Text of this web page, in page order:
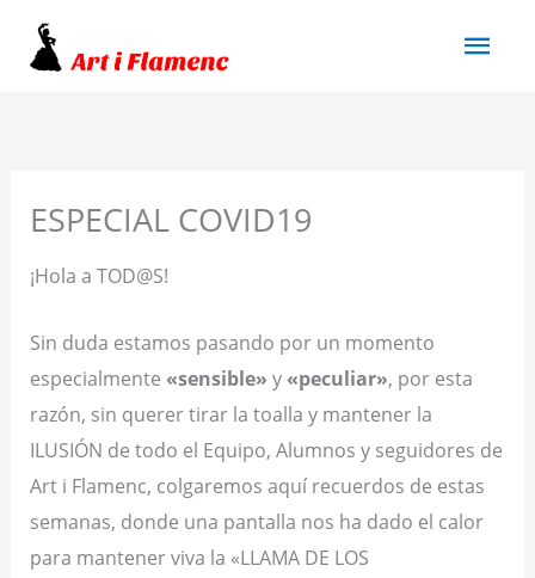
ESPECIAL COVID19
¡Hola a TOD@S!
Sin duda estamos pasando por un momento
especialmente «sensible» y«peculiar», por esta
razón, sin querer tirar la toalla y mantener la
ILUSIÓN de todo el Equipo, Alumnos y seguidores de
Art i Flamenc, colgaremos aquí recuerdos de estas
semanas, donde una pantalla nos ha dado el calor
para mantener viva la «LLAMA DE LOS